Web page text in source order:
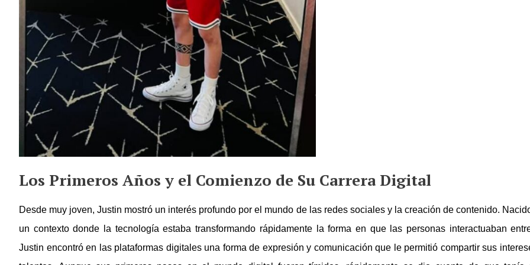
Los Primeros Años y el Comienzo de Su Carrera Digital
Desde muy joven, Justin mostró un interés profundo por el mundo de las redes sociales y la creación de contenido.
un contexto donde la tecnología estaba transformando rápidamente la forma en que las personas interactuaban
Justin encontró en las plataformas digitales una forma de expresión y comunicación que le permitió compartir sus